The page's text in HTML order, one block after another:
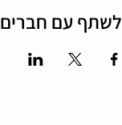
לשתף עם חברים